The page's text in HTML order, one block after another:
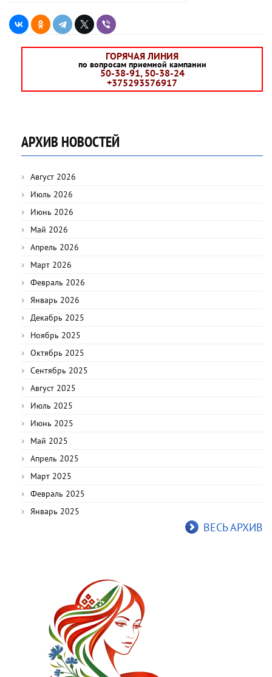
ГОРЯЧАЯ ЛИНИЯ
по вопросам приемной кампании
50-38-91, 50-38-24
+375293576917
АРХИВ НОВОСТЕЙ
Август 2026
Июль 2026
Июнь 2026
Май 2026
Апрель 2026
Март 2026
Февраль 2026
Январь 2026
Декабрь 2025
Ноябрь 2025
Октябрь 2025
Сентябрь 2025
Август 2025
Июль 2025
Июнь 2025
Май 2025
Апрель 2025
Март 2025
Февраль 2025
Январь 2025
ВЕСЬ АРХИВ